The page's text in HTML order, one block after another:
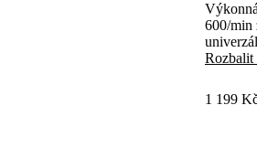
600/min
komfort
Rozbalit
1 199